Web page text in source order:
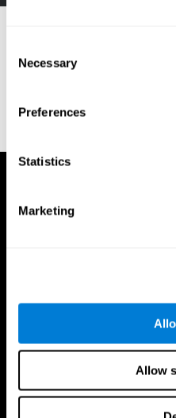
Selection
Necessary
Preferences
Statistics
Marketing
Allow
Goldstein, F. C.,
(1996). Cognitive